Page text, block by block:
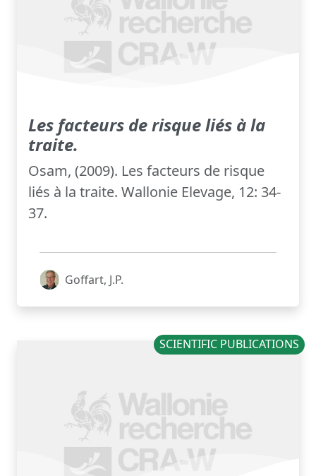
Les facteurs de risque liés à la
traite.
Osam, (2009). Les facteurs de risque
liés à la traite. Wallonie Elevage, 12: 34-
37.
Goffart, J.P.
SCIENTIFIC PUBLICATIONS